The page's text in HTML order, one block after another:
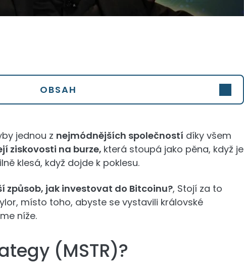
OBSAH
jednou z nejmódnějších společností díky všem
ziskovosti na burze, která stoupá jako pěna, když je
klesá, když dojde k poklesu.
způsob, jak investovat do Bitcoinu?, Stojí za to
místo toho, abyste se vystavili královské
níže.
(MSTR)?